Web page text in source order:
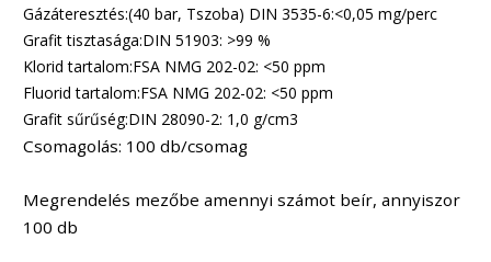
Gázáteresztés:(40 bar, Tszoba) DIN 3535-6:<0,05 mg/perc
Grafit tisztasága:DIN 51903: >99 %
Klorid tartalom:FSA NMG 202-02: <50 ppm
Fluorid tartalom:FSA NMG 202-02: <50 ppm
Grafit sűrűség:DIN 28090-2: 1,0 g/cm3
Csomagolás: 100 db/csomag
Megrendelés mezőbe amennyi számot beír, annyiszor
100 db